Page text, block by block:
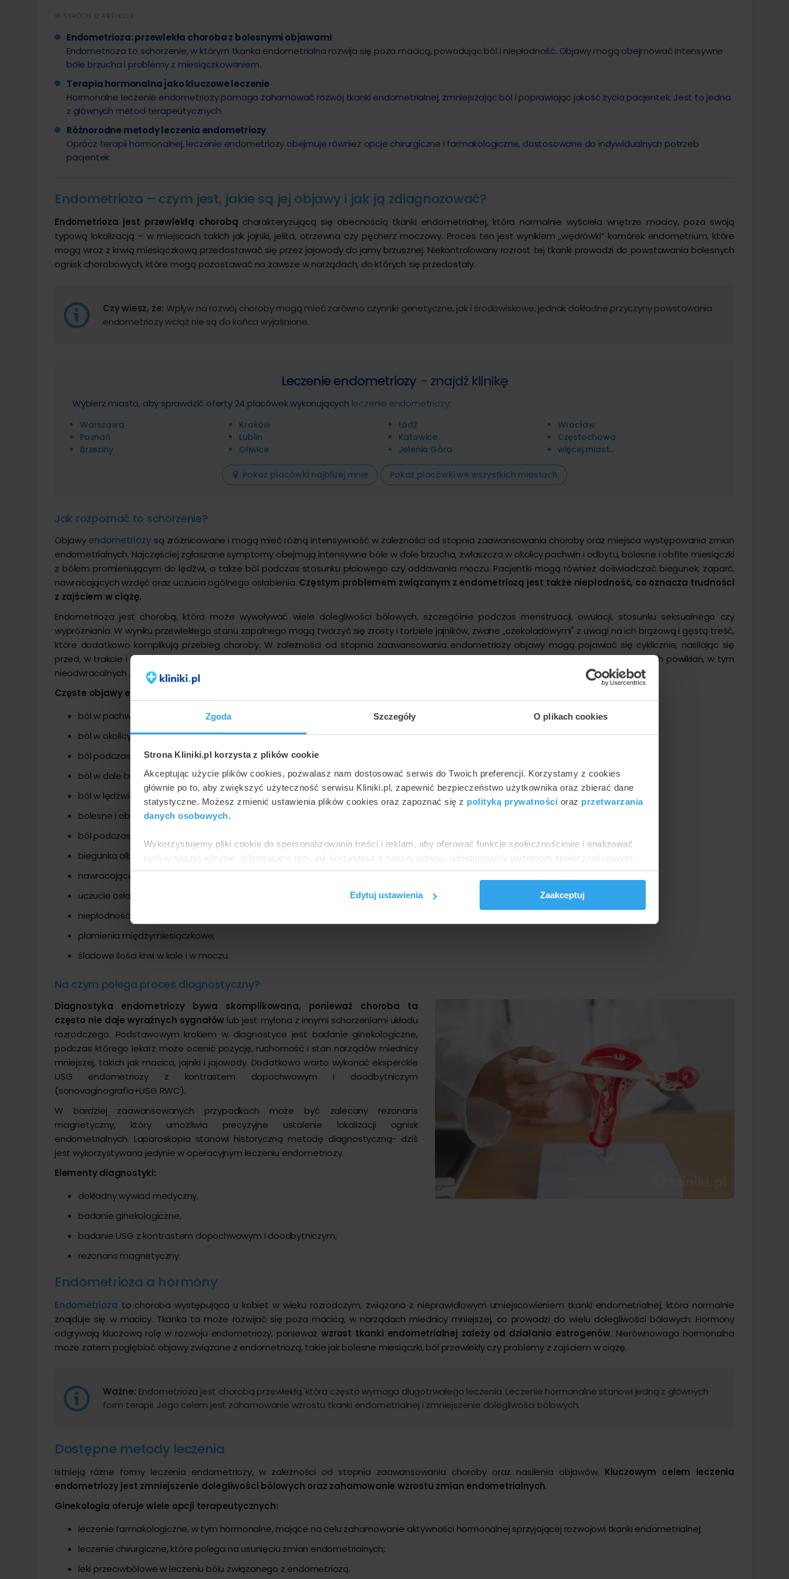
Zgoda Szczegóły O plikach cookies
Strona Kliniki.pl korzysta z plików cookie
Akceptując użycie plików cookies, pozwalasz nam dostosować serwis do Twoich preferencji. Korzystamy z cookies
głównie po to, aby zwiększyć użyteczność serwisu Kliniki.pl, zapewnić bezpieczeństwo użytkownika oraz zbierać dane
statystyczne. Możesz zmienić ustawienia plików cookies oraz zapoznać się z polityką prywatności oraz przetwarzania
danych osobowych.
Wykorzystujemy pliki cookie do spersonalizowania treści i reklam, aby oferować funkcje społecznościowe i analizować
ruch w naszej witrynie. Informacje o tym, jak korzystasz z naszej witryny, udostępniamy partnerom społecznościowym,
reklamowym i analitycznym. Partnerzy mogą połączyć te informacje z innymi danymi otrzymanymi od Ciebie lub
Edytuj ustawienia
Zaakceptuj
W SKRÓCIE O ARTYKULE
Endometrioza: przewlekła choroba z bolesnymi objawami
Endometrioza to schorzenie, w którym tkanka endometrialna rozwija się poza macicą, powodując ból i niepłodność. Objawy mogą obejmować intensywne
bóle brzucha i problemy z miesiączkowaniem.
Terapia hormonalna jako kluczowe leczenie
Hormonalne leczenie endometriozy pomaga zahamować rozwój tkanki endometrialnej, zmniejszając ból i poprawiając jakość życia pacjentek. Jest to jedna
z głównych metod terapeutycznych.
Różnorodne metody leczenia endometriozy
Oprócz terapii hormonalnej, leczenie endometriozy obejmuje również opcje chirurgiczne i farmakologiczne, dostosowane do indywidualnych potrzeb
pacjentek.
Endometrioza – czym jest, jakie są jej objawy i jak ją zdiagnozować?
Endometrioza jest przewlekłą chorobą charakteryzującą się obecnością tkanki endometrialnej, która normalnie wyścieła wnętrze macicy, poza swoją
typową lokalizacją – w miejscach takich jak jajniki, jelita, otrzewna czy pęcherz moczowy. Proces ten jest wynikiem „wędrówki” komórek endometrium, które
mogą wraz z krwią miesiączkową przedostawać się przez jajowody do jamy brzusznej. Niekontrolowany rozrost tej tkanki prowadzi do powstawania bolesnych
ognisk chorobowych, które mogą pozostawać na zawsze w narządach, do których się przedostały.
Czy wiesz, że: Wpływ na rozwój choroby mogą mieć zarówno czynniki genetyczne, jak i środowiskowe, jednak dokładne przyczyny powstawania
endometriozy wciąż nie są do końca wyjaśnione.
Leczenie endometriozy - znajdź klinikę
Wybierz miasto, aby sprawdzić oferty 24 placówek wykonujących leczenie endometriozy:
Warszawa Kraków Łódź
Wrocław
Poznań
Lublin Katowice
Częstochowa
Brzeziny
Gliwice Jelenia Góra więcej miast...
Pokaż placówki najbliżej mnie Pokaż placówki we wszystkich miastach
Jak rozpoznać to schorzenie?
Objawyendometriozy są zróżnicowane i mogą mieć różną intensywność w zależności od stopnia zaawansowania choroby oraz miejsca występowania zmian
endometrialnych. Najczęściej zgłaszane symptomy obejmują intensywne bóle w dole brzucha, zwłaszcza w okolicy pachwin i odbytu, bolesne i obfite miesiączki
z bólem promieniującym do lędźwi, a także ból podczas stosunku płciowego czy oddawania moczu. Pacjentki mogą również doświadczać biegunek, zaparć,
nawracających wzdęć oraz uczucia ogólnego osłabienia. Częstym problemem związanym z endometriozą jest także niepłodność, co oznacza trudności
z zajściem w ciążę.
Endometrioza jest chorobą, która może wywoływać wiele dolegliwości bólowych, szczególnie podczas menstruacji, owulacji, stosunku seksualnego czy
wypróżniania. W wyniku przewlekłego stanu zapalnego mogą tworzyć się zrosty i torbiele jajników, zwane „czekoladowymi" z uwagi na ich brązową i gęstą treść,
które dodatkowo komplikują przebieg choroby. W zależności od stopnia zaawansowania endometriozy objawy mogą pojawiać się cyklicznie, nasilając się
przed, w trakcie i po menstruacji. Ponieważ krew z ognisk endometrialnych nie ma ujścia, może gromadzić się, prowadząc do poważniejszych powikłań, w tym
nieodwracalnych zmian w narządach.
Częste objawy endometriozy:
ból w pachwinie,
ból w okolicy odbytu,
ból podczas wypróżniania,
ból w dole brzucha,
ból w lędźwiach,
bolesne i obfite miesiączki,
ból podczas stosunku płciowego,
biegunka albo zaparcia,
nawracające wzdęcia,
uczucie osłabienia,
niepłodność,
plamienia międzymiesiączkowe,
śladowe ilości krwi w kale i w moczu.
Na czym polega proces diagnostyczny?
Diagnostyka endometriozy bywa skomplikowana, ponieważ choroba ta
często nie daje wyraźnych sygnałów lub jest mylona z innymi schorzeniami układu
rozrodczego. Podstawowym krokiem w diagnostyce jest badanie ginekologiczne,
podczas którego lekarz może ocenić pozycję, ruchomość i stan narządów miednicy
mniejszej, takich jak macica, jajniki i jajowody. Dodatkowo warto wykonać eksperckie
USG endometriozy z kontrastem dopochwowym i doodbytniczym
(sonovaginografia+USG RWC).
W bardziej zaawansowanych przypadkach może być zalecany rezonans
magnetyczny, który umożliwia precyzyjne ustalenie lokalizacji ognisk
endometrialnych. Laparoskopia stanowi historyczną metodę diagnostyczną- dziś
jest wykorzystywana jedynie w operacyjnym leczeniu endometriozy.
Elementy diagnostyki:
dokładny wywiad medyczny,
badanie ginekologiczne,
badanie USG z kontrastem dopochwowym i doodbytniczym,
rezonans magnetyczny.
Endometrioza a hormony
Endometrioza to choroba występująca u kobiet w wieku rozrodczym, związana z nieprawidłowym umiejscowieniem tkanki endometrialnej, która normalnie
znajduje się w macicy. Tkanka ta może rozwijać się poza macicą, w narządach miednicy mniejszej, co prowadzi do wielu dolegliwości bólowych. Hormony
odgrywają kluczową rolę w rozwoju endometriozy, ponieważwzrost tkanki endometrialnej zależy od działania estrogenów. Nierównowaga hormonalna
może zatem pogłębiać objawy związane z endometriozą, takie jak bolesne miesiączki, ból przewlekły czy problemy z zajściem w ciążę.
Ważne: Endometrioza jest chorobą przewlekłą, która często wymaga długotrwałego leczenia. Leczenie hormonalne stanowi jedną z głównych
form terapii. Jego celem jest zahamowanie wzrostu tkanki endometrialnej i zmniejszenie dolegliwości bólowych.
Dostępne metody leczenia
Istnieją różne formy leczenia endometriozy, w zależności od stopnia zaawansowania choroby oraz nasilenia objawów. Kluczowym celem leczenia
endometriozy jest zmniejszenie dolegliwości bólowych oraz zahamowanie wzrostu zmian endometrialnych.
Ginekologia oferuje wiele opcji terapeutycznych:
leczenie farmakologiczne, w tym hormonalne, mające na celu zahamowanie aktywności hormonalnej sprzyjającej rozwojowi tkanki endometrialnej;
leczenie chirurgiczne, które polega na usunięciu zmian endometrialnych;
leki przeciwbólowe w leczeniu bólu związanego z endometriozą.